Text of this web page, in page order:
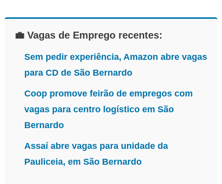
💼 Vagas de Emprego recentes:
Sem pedir experiência, Amazon abre vagas
para CD de São Bernardo
Coop promove feirão de empregos com
vagas para centro logístico em São
Bernardo
Assaí abre vagas para unidade da
Pauliceia, em São Bernardo